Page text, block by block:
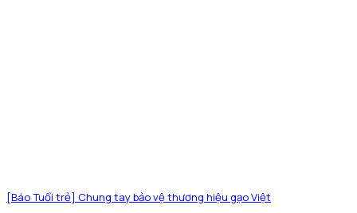
[Báo Tuổi trẻ] Chung tay bảo vệ thương hiệu gạo Việt